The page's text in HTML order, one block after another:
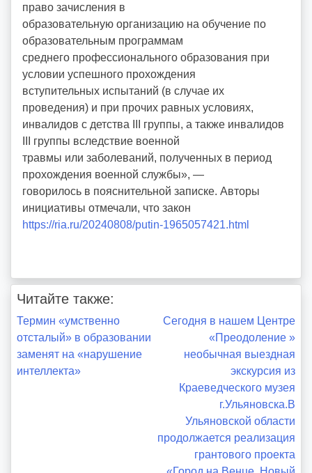
право зачисления в
образовательную организацию на обучение по
образовательным программам
среднего профессионального образования при
условии успешного прохождения
вступительных испытаний (в случае их
проведения) и при прочих равных условиях,
инвалидов с детства III группы, а также инвалидов
III группы вследствие военной
травмы или заболеваний, полученных в период
прохождения военной службы», —
говорилось в пояснительной записке. Авторы
инициативы отмечали, что закон
https://ria.ru/20240808/putin-1965057421.html
Читайте также:
Навигация
по
записям
Термин «умственно
отсталый» в образовании
заменят на «нарушение
интеллекта»
Сегодня в нашем Центре
«Преодоление »
необычная выездная
экскурсия из
Краеведческого музея
г.Ульяновска.В
Ульяновской области
продолжается реализация
грантового проекта